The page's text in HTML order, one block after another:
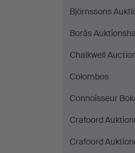
Björnssons
Borås
Chalkwell
Colombos
Connoisseur
Crafoord
Crafoord